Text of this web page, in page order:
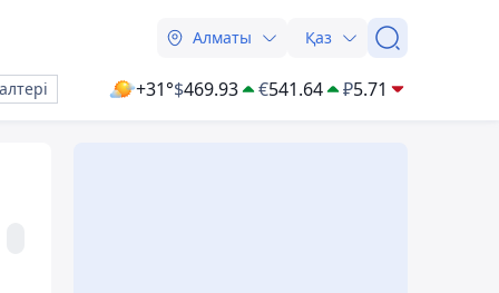
Алматы Қаз
+31°$469.93 €541.64 ₽5.71